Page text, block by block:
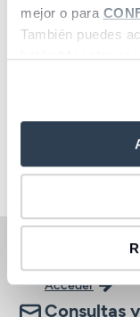
mejor o para
También puedes
botón “Aceptar
Oficinas y
Acceder
Consultas